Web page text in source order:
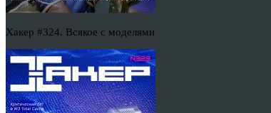
Хакер #324. Всякое с моделями